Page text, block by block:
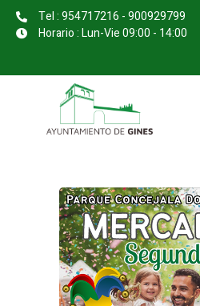
Tel : 954717216 - 900929799
Horario : Lun-Vie 09:00 - 14:00